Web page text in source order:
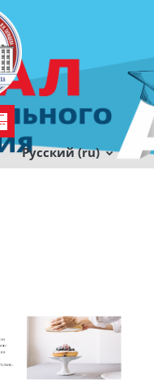
Русский ‎(ru)‎